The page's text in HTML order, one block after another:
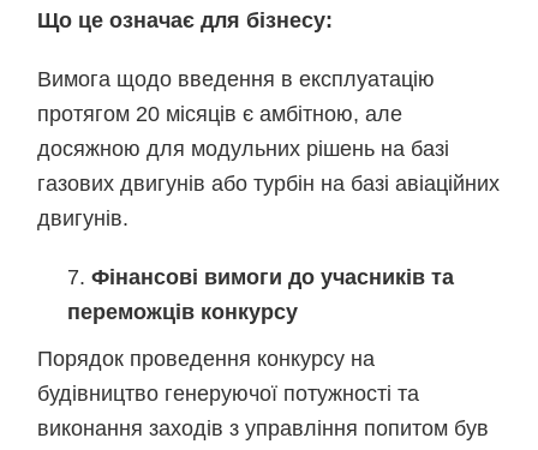
Що це означає для бізнесу:
Вимога щодо введення в експлуатацію
протягом 20 місяців є амбітною, але
досяжною для модульних рішень на базі
газових двигунів або турбін на базі авіаційних
двигунів.
Фінансові вимоги до учасників та
переможців конкурсу
Порядок проведення конкурсу на
будівництво генеруючої потужності та
виконання заходів з управління попитом був